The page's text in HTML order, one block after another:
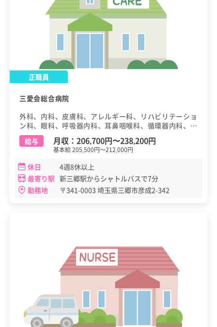
正職員
三愛会総合病院
外科、内科、皮膚科、アレルギー科、リハビリテーショ
ン科、眼科、呼吸器内科、耳鼻咽喉科、循環器内科、小
児科、消化器内科、腎臓内科、整形外科、脳神経外科、
泌尿器科、麻酔科、その他
給与 月収： 206,700円〜238,200円
基本給 205,500円～212,000円
休日
4週8休以上
最寄り駅 新三郷駅からシャトルバスで7分
勤務地
〒341-0003 埼玉県三郷市彦成2-342